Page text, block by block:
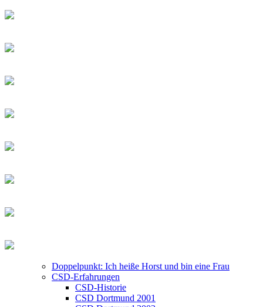
Doppelpunkt: Ich heiße Horst und bin eine Frau
CSD-Erfahrungen
CSD-Historie
CSD Dortmund 2001